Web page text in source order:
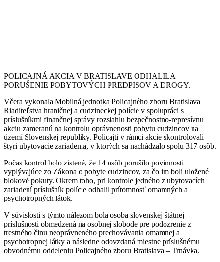
POLICAJNÁ AKCIA V BRATISLAVE ODHALILA
PORUŠENIE POBYTOVÝCH PREDPISOV A DROGY.
Včera vykonala Mobilná jednotka Policajného zboru Bratislava
Riaditeľstva hraničnej a cudzineckej polície v spolupráci s
príslušníkmi finančnej správy rozsiahlu bezpečnostno-represívnu
akciu zameranú na kontrolu oprávnenosti pobytu cudzincov na
území Slovenskej republiky. Policajti v rámci akcie skontrolovali
štyri ubytovacie zariadenia, v ktorých sa nachádzalo spolu 317 osôb.
Počas kontrol bolo zistené, že 14 osôb porušilo povinnosti
vyplývajúce zo Zákona o pobyte cudzincov, za čo im boli uložené
blokové pokuty. Okrem toho, pri kontrole jedného z ubytovacích
zariadení príslušník polície odhalil prítomnosť omamných a
psychotropných látok.
V súvislosti s týmto nálezom bola osoba slovenskej štátnej
príslušnosti obmedzená na osobnej slobode pre podozrenie z
trestného činu neoprávneného prechovávania omamnej a
psychotropnej látky a následne odovzdaná miestne príslušnému
obvodnému oddeleniu Policajného zboru Bratislava – Trnávka.